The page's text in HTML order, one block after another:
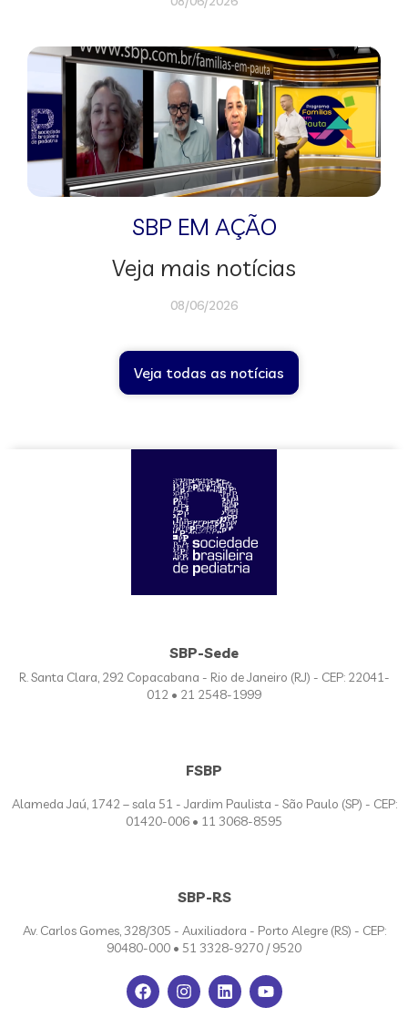
SBP EM AÇÃO
Veja mais notícias
08/06/2026
Veja todas as notícias
SBP-Sede
R. Santa Clara, 292 Copacabana - Rio de Janeiro (RJ) - CEP: 22041-
012 • 21 2548-1999
FSBP
Alameda Jaú, 1742 – sala 51 - Jardim Paulista - São Paulo (SP) - CEP:
01420-006 • 11 3068-8595
SBP-RS
Av. Carlos Gomes, 328/305 - Auxiliadora - Porto Alegre (RS) - CEP:
90480-000 • 51 3328-9270 / 9520